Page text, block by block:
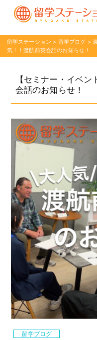
留学ステーション > 留学ブログ >
気！！渡航前英会話のお知らせ！
【セミナー・イベ
会話のお知らせ！
留学ブログ